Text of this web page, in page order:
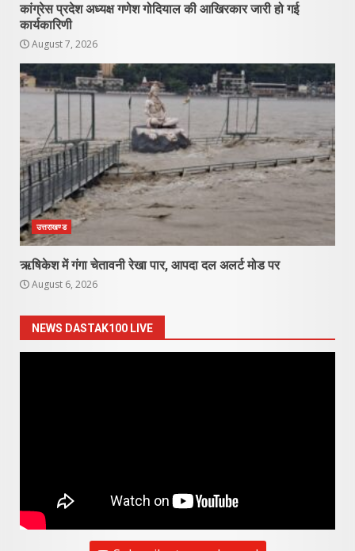
कांग्रेस प्रदेश अध्यक्ष गणेश गोदियाल की आखिरकार जारी हो गई
कार्यकारिणी
August 7, 2026
उत्तराखण्ड
ऋषिकेश में गंगा चेतावनी रेखा पार, आपदा दल अलर्ट मोड पर
August 6, 2026
NEWS DASTAK100 LIVE